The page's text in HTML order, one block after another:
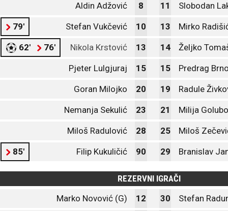
Aldin Adžović 8 11 Slobodan
79' Stefan Vukčević 10 13 Mirko
62' 76' Nikola Krstović 13 14 Željko
Pjeter Lulgjuraj 15 15 Predrag
Goran Milojko 20 19 Radule
Nemanja Sekulić 23 21 Milija
Miloš Radulović 28 25 Miloš
85' Filip Kukuličić 90 29 Branislav
REZERVNI IGRAČI
Marko Novović (G)
12 30 Stefan